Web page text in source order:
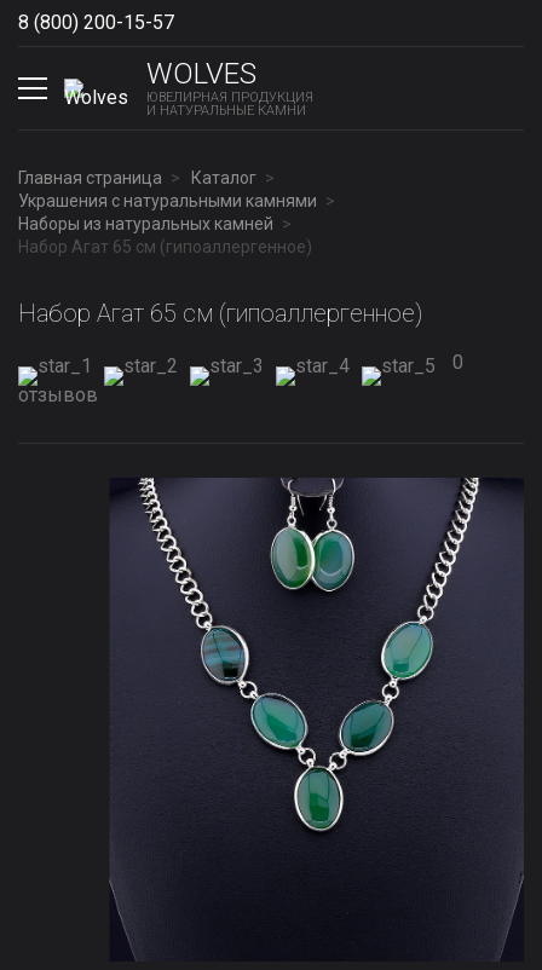
8 (800) 200-15-57
WOLVES
ЮВЕЛИРНАЯ ПРОДУКЦИЯ
И НАТУРАЛЬНЫЕ КАМНИ
Главная страница
Каталог
Украшения с натуральными камнями
Наборы из натуральных камней
Набор Агат 65 см (гипоаллергенное)
Набор Агат 65 см (гипоаллергенное)
0
отзывов